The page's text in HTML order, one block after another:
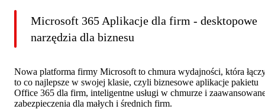
Microsoft 365 Aplikacje dla firm - desktopowe
narzędzia dla biznesu
Nowa platforma firmy Microsoft to chmura wydajności, która
to co najlepsze w swojej klasie, czyli biznesowe aplikacje pakietu
Office 365 dla firm, inteligentne usługi w chmurze i
zabezpieczenia dla małych i średnich firm.